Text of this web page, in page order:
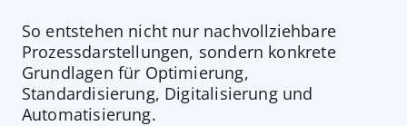
So entstehen nicht nur nachvollziehbare
Prozessdarstellungen, sondern konkrete
Grundlagen für Optimierung,
Standardisierung, Digitalisierung und
Automatisierung.